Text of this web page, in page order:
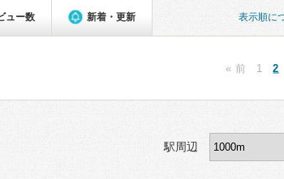
表示順に
ュー数 新着・更新
« 前 1 2
駅周辺